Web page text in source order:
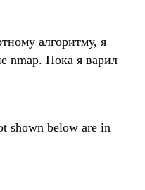
алгоритму, я
nmap. Пока я варил
shown below are in